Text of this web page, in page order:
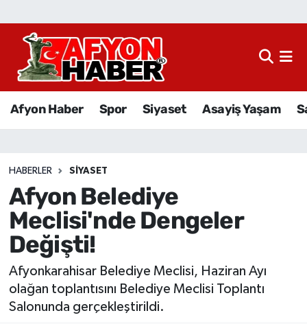
Afyon Haber Spor Siyaset Asayiş Yaşam
HABERLER SIYASET
Afyon Belediye
Meclisi'nde Dengeler
Değişti!
Afyonkarahisar Belediye Meclisi, Haziran Ayı
olağan toplantısını Belediye Meclisi Toplantı
Salonunda gerçekleştirildi.
Afyon Haber
Sağlık
Eğitim
Sivil Toplum
Ekonomi